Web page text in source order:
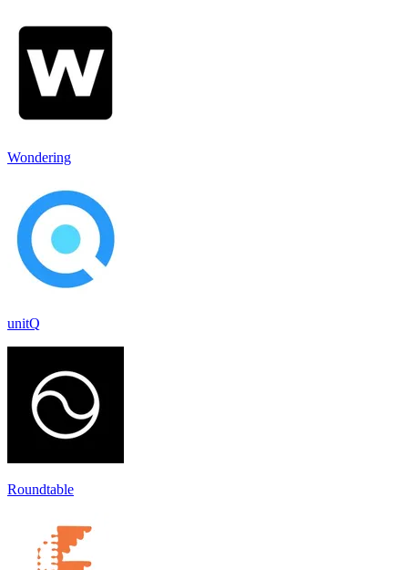
Wondering
unitQ
Roundtable